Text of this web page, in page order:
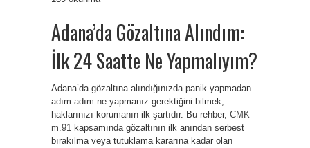
Adana’da Gözaltına Alındım:
İlk 24 Saatte Ne Yapmalıyım?
Adana’da gözaltına alındığınızda panik yapmadan
adım adım ne yapmanız gerektiğini bilmek,
haklarınızı korumanın ilk şartıdır. Bu rehber, CMK
m.91 kapsamında gözaltının ilk anından serbest
bırakılma veya tutuklama kararına kadar olan